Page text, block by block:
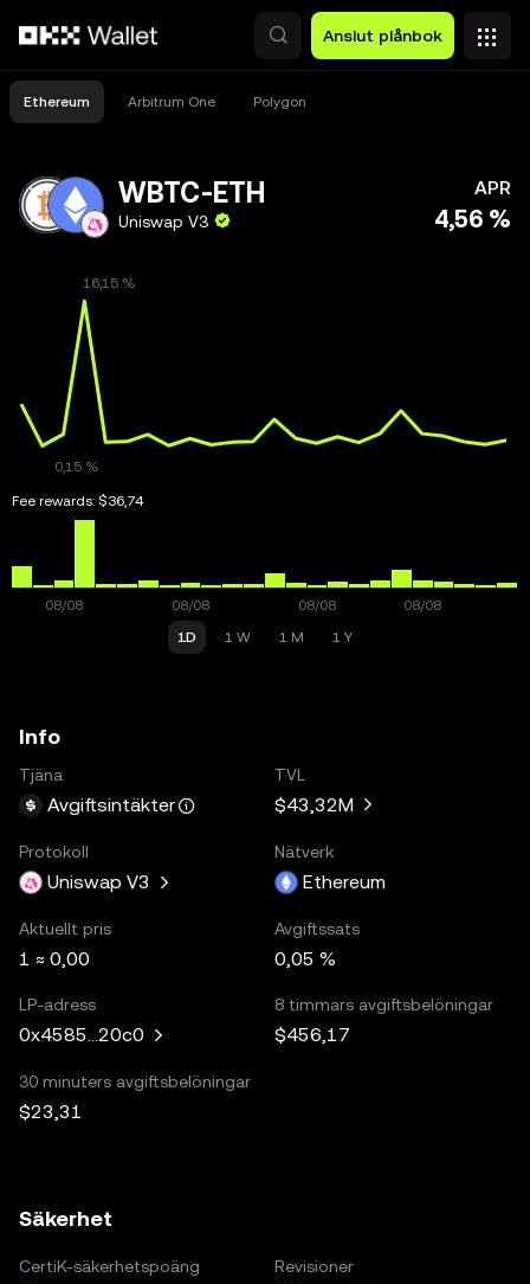
Anslut plånbok
Ethereum Arbitrum One Polygon
WBTC-ETH
Uniswap V3
APR
4,56 %
Fee rewards: $36,74
1D 1 W 1 M 1 Y
Info
Tjäna
Avgiftsintäkter
TVL
$43,32M
Protokoll
Uniswap V3
Nätverk
Ethereum
Aktuellt pris
1 ≈ 0,00
Avgiftssats
0,05 %
LP-adress
0x4585...20c0
8 timmars avgiftsbelöningar
$456,17
30 minuters avgiftsbelöningar
$23,31
Säkerhet
CertiK-säkerhetspoäng Revisioner